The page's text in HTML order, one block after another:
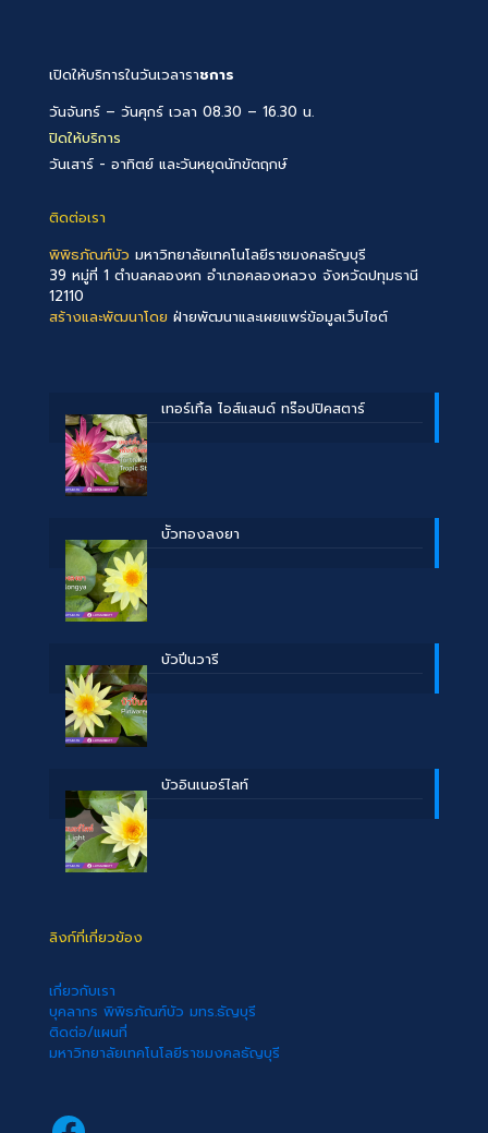
เปิดให้บริการในวันเวลาราชการ
วันจันทร์ – วันศุกร์ เวลา 08.30 – 16.30 น.
ปิดให้บริการ
วันเสาร์ - อาทิตย์ และวันหยุดนักขัตฤกษ์
ติดต่อเรา
พิพิธภัณฑ์บัว มหาวิทยาลัยเทคโนโลยีราชมงคลธัญบุรี
39 หมู่ที่ 1 ตำบลคลองหก อำเภอคลองหลวง จังหวัดปทุมธานี
12110
สร้างและพัฒนาโดย ฝ่ายพัฒนาและเผยแพร่ข้อมูลเว็บไซต์
เทอร์เทิ้ล ไอส์แลนด์ ทร๊อปปิคสตาร์
บััวทองลงยา
บัวปิ่นวารี
บัวอินเนอร์ไลท์
ลิงก์ที่เกี่ยวข้อง
เกี่ยวกับเรา
บุคลากร พิพิธภัณฑ์บัว มทร.ธัญบุรี
ติดต่อ/แผนที่
มหาวิทยาลัยเทคโนโลยีราชมงคลธัญบุรี